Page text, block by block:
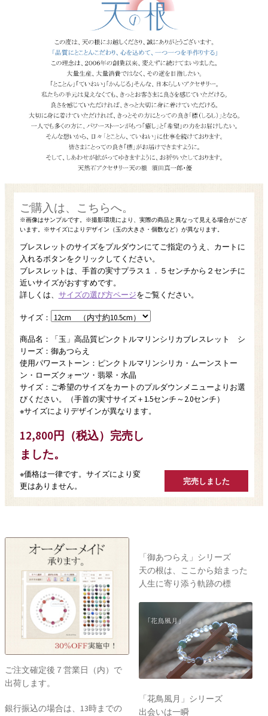
ブレスレットのサイズをプルダウンにてご指定のうえ、カートに
入れるボタンをクリックしてください。
ブレスレットは、手首の実寸プラス１．５センチから２センチに
近いサイズがおすすめです。
詳しくは、 サイズの選び方ページをご覧ください。
商品名：「玉」高品質ピンクトルマリンシリカブレスレット シ
リーズ：御あつらえ
使用パワーストーン：ピンクトルマリンシリカ・ムーンストー
ン・ローズクォーツ・翡翠・水晶
サイズ：ご希望のサイズをカートのプルダウンメニューよりお選
びください。（手首の実寸サイズ＋1.5センチ～2.0センチ）
※サイズによりデザインが異なります。
12,800円（税込）完売し
ました。
サイズ：
※価格は一律です。サイズにより変
更はありません。
ご注文確定後７営業日（内）で
出荷します。
銀行振込の場合は、13時までの
感動は一生
「開運」
特集